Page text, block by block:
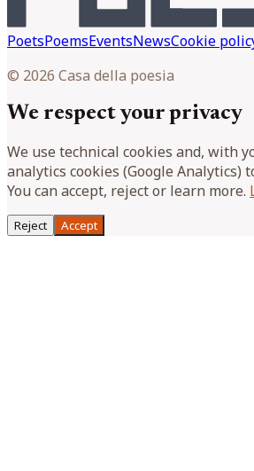
PoetsPoemsEventsNewsCookie
© 2026 Casa della poesia
We respect your privacy
We use technical cookies and, with
analytics cookies (Google Analytics)
You can accept, reject or learn more.
Reject Accept